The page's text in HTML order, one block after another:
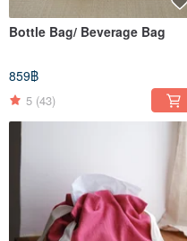
Bottle Bag/ Beverage Bag
859฿
5 (43)